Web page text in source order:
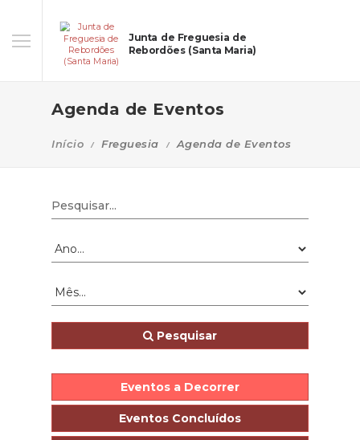
Junta de Freguesia de
Rebordões (Santa Maria)
Agenda de Eventos
Início Freguesia Agenda de Eventos
Pesquisar
Eventos a Decorrer
Eventos Concluídos